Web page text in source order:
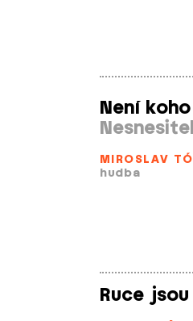
Není
MIROSLAV
hudba
Ruce